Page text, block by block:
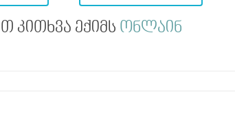
კითხვა ექიმს ონლაინ